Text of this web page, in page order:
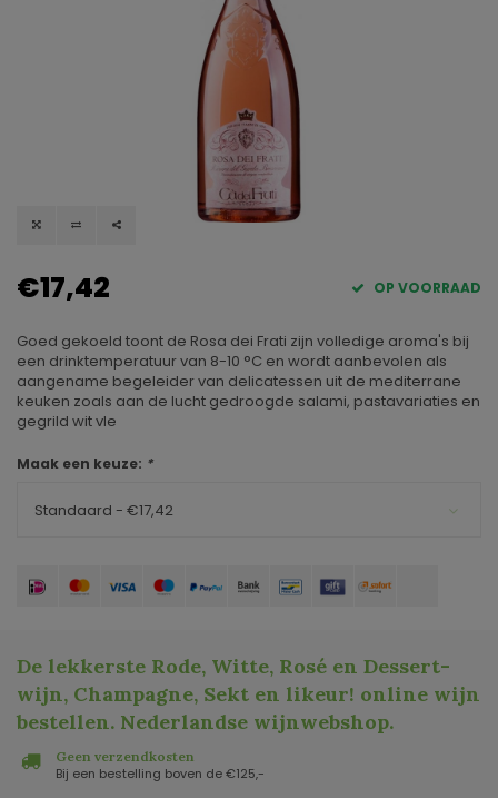
€17,42 OP VOORRAAD
Goed gekoeld toont de Rosa dei Frati zijn volledige aroma's bij
een drinktemperatuur van 8-10 °C en wordt aanbevolen als
aangename begeleider van delicatessen uit de mediterrane
keuken zoals aan de lucht gedroogde salami, pastavariaties en
gegrild wit vle
Maak een keuze: *
Standaard - €17,42
De lekkerste Rode, Witte, Rosé en Dessert-
wijn, Champagne, Sekt en likeur! online wijn
bestellen. Nederlandse wijnwebshop.
Geen verzendkosten
Bij een bestelling boven de €125,-